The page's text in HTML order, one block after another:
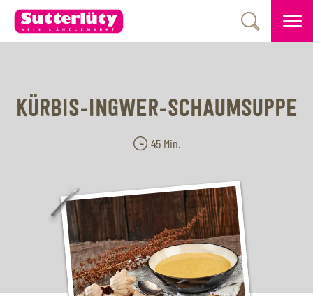
KÜRBIS-INGWER-SCHAUMSUPPE
45 Min.